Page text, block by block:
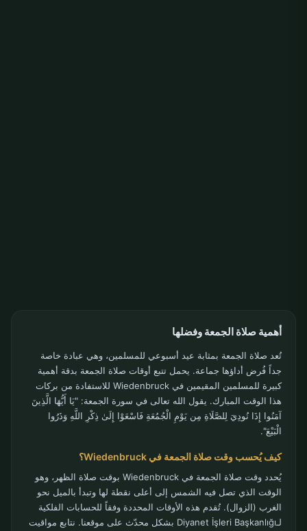
أهمية صلاة الجمعة وفضلها
تُعد صلاة الجمعة بمثابة عيد أسبوعي للمسلمين، وهي عبادة خاصة
جداً فُرض أداؤها جماعة. يحمل تتبع أوقات صلاة الجمعة بدقة أهمية
كبيرة للمسلمين المقيمين في Wiedenbruck للاستفادة من بركات
هذا الوقت المبارك. يقول الله تعالى في سورة الجمعة: "يَا أَيُّهَا الَّذِينَ
آمَنُوا إِذَا نُودِيَ لِلصَّلَاةِ مِن يَوْمِ الْجُمُعَةِ فَاسْعَوْا إِلَىٰ ذِكْرِ اللَّهِ وَذَرُوا
الْبَيْعَ".
كيف يُحسب وقت صلاة الجمعة في Wiedenbruck؟
يُحدد وقت صلاة الجمعة في Wiedenbruck بوقت صلاة الظهر، وهو
الوقت الذي تصل فيه الشمس إلى أعلى نقطة لها وتبدأ بالميل نحو
الغرب (الزوال). تُقدم هذه الأوقات المحددة وفقاً للحسابات الفلكية
لـDiyanet İşleri Başkanlığı بشكل محدّث على موقعنا. نتابع مواقيت